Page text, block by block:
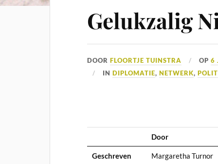
Gelukzalig
DOORFLOORTJE TUINSTRA OP6
INDIPLOMATIE,NETWERK,
Door
Geschreven Margaretha Turnor